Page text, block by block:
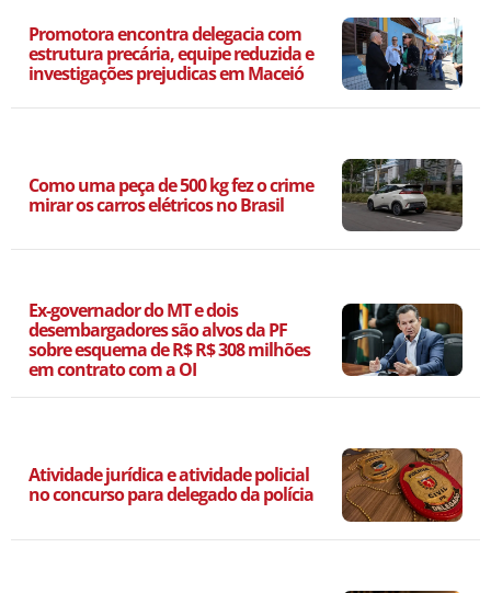
Promotora encontra delegacia com
estrutura precária, equipe reduzida e
investigações prejudicas em Maceió
Como uma peça de 500 kg fez o crime
mirar os carros elétricos no Brasil
Ex-governador do MT e dois
desembargadores são alvos da PF
sobre esquema de R$ R$ 308 milhões
em contrato com a OI
Atividade jurídica e atividade policial
no concurso para delegado da polícia